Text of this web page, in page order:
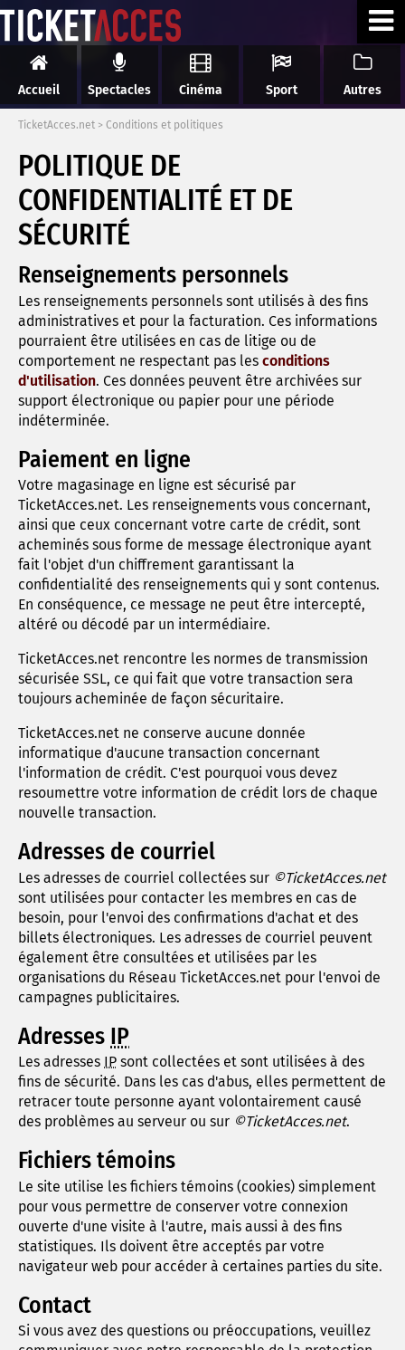
Accueil Spectacles Cinéma Sport Autres
TicketAcces.net > Conditions et politiques
POLITIQUE DE
CONFIDENTIALITÉ ET DE
SÉCURITÉ
Renseignements personnels
Les renseignements personnels sont utilisés à des fins
administratives et pour la facturation. Ces informations
pourraient être utilisées en cas de litige ou de
comportement ne respectant pas les conditions
d'utilisation. Ces données peuvent être archivées sur
support électronique ou papier pour une période
indéterminée.
Paiement en ligne
Votre magasinage en ligne est sécurisé par
TicketAcces.net. Les renseignements vous concernant,
ainsi que ceux concernant votre carte de crédit, sont
acheminés sous forme de message électronique ayant
fait l'objet d'un chiffrement garantissant la
confidentialité des renseignements qui y sont contenus.
En conséquence, ce message ne peut être intercepté,
altéré ou décodé par un intermédiaire.
TicketAcces.net rencontre les normes de transmission
sécurisée SSL, ce qui fait que votre transaction sera
toujours acheminée de façon sécuritaire.
TicketAcces.net ne conserve aucune donnée
informatique d'aucune transaction concernant
l'information de crédit. C'est pourquoi vous devez
resoumettre votre information de crédit lors de chaque
nouvelle transaction.
Adresses de courriel
Les adresses de courriel collectées sur ©TicketAcces.net
sont utilisées pour contacter les membres en cas de
besoin, pour l'envoi des confirmations d'achat et des
billets électroniques. Les adresses de courriel peuvent
également être consultées et utilisées par les
organisations du Réseau TicketAcces.net pour l'envoi de
campagnes publicitaires.
Adresses IP
Les adresses IP sont collectées et sont utilisées à des
fins de sécurité. Dans les cas d'abus, elles permettent de
retracer toute personne ayant volontairement causé
des problèmes au serveur ou sur ©TicketAcces.net.
Fichiers témoins
Le site utilise les fichiers témoins (cookies) simplement
pour vous permettre de conserver votre connexion
ouverte d'une visite à l'autre, mais aussi à des fins
statistiques. Ils doivent être acceptés par votre
navigateur web pour accéder à certaines parties du site.
Contact
Si vous avez des questions ou préoccupations, veuillez